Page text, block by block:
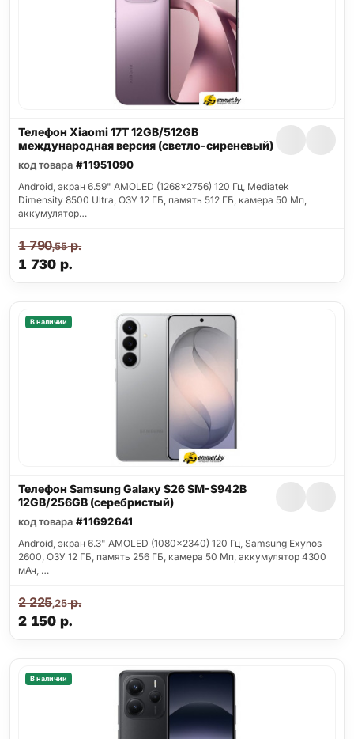
Телефон Xiaomi 17T 12GB/512GB
международная версия (светло-сиреневый)
код товара #11951090
Android, экран 6.59" AMOLED (1268x2756) 120 Гц, Mediatek
Dimensity 8500 Ultra, ОЗУ 12 ГБ, память 512 ГБ, камера 50 Мп,
аккумулятор…
1 730 р.
1 790,55р.
В наличии
Телефон Samsung Galaxy S26 SM-S942B
12GB/256GB (серебристый)
код товара #11692641
Android, экран 6.3" AMOLED (1080x2340) 120 Гц, Samsung Exynos
2600, ОЗУ 12 ГБ, память 256 ГБ, камера 50 Мп, аккумулятор 4300
мАч, …
2 150 р.
2 225,25р.
В наличии